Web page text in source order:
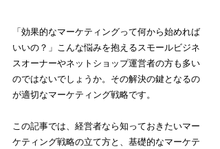
「効果的なマーケティングって何から始めれば
いいの？」こんな悩みを抱えるスモールビジネ
スオーナーやネットショップ運営者の方も多い
のではないでしょうか。その解決の鍵となるの
が適切なマーケティング戦略です。
この記事では、経営者なら知っておきたいマー
ケティング戦略の立て方と、基礎的なマーケテ